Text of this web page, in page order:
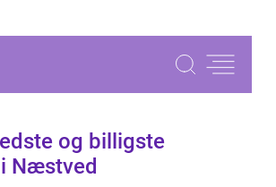
og billigste
Næstved